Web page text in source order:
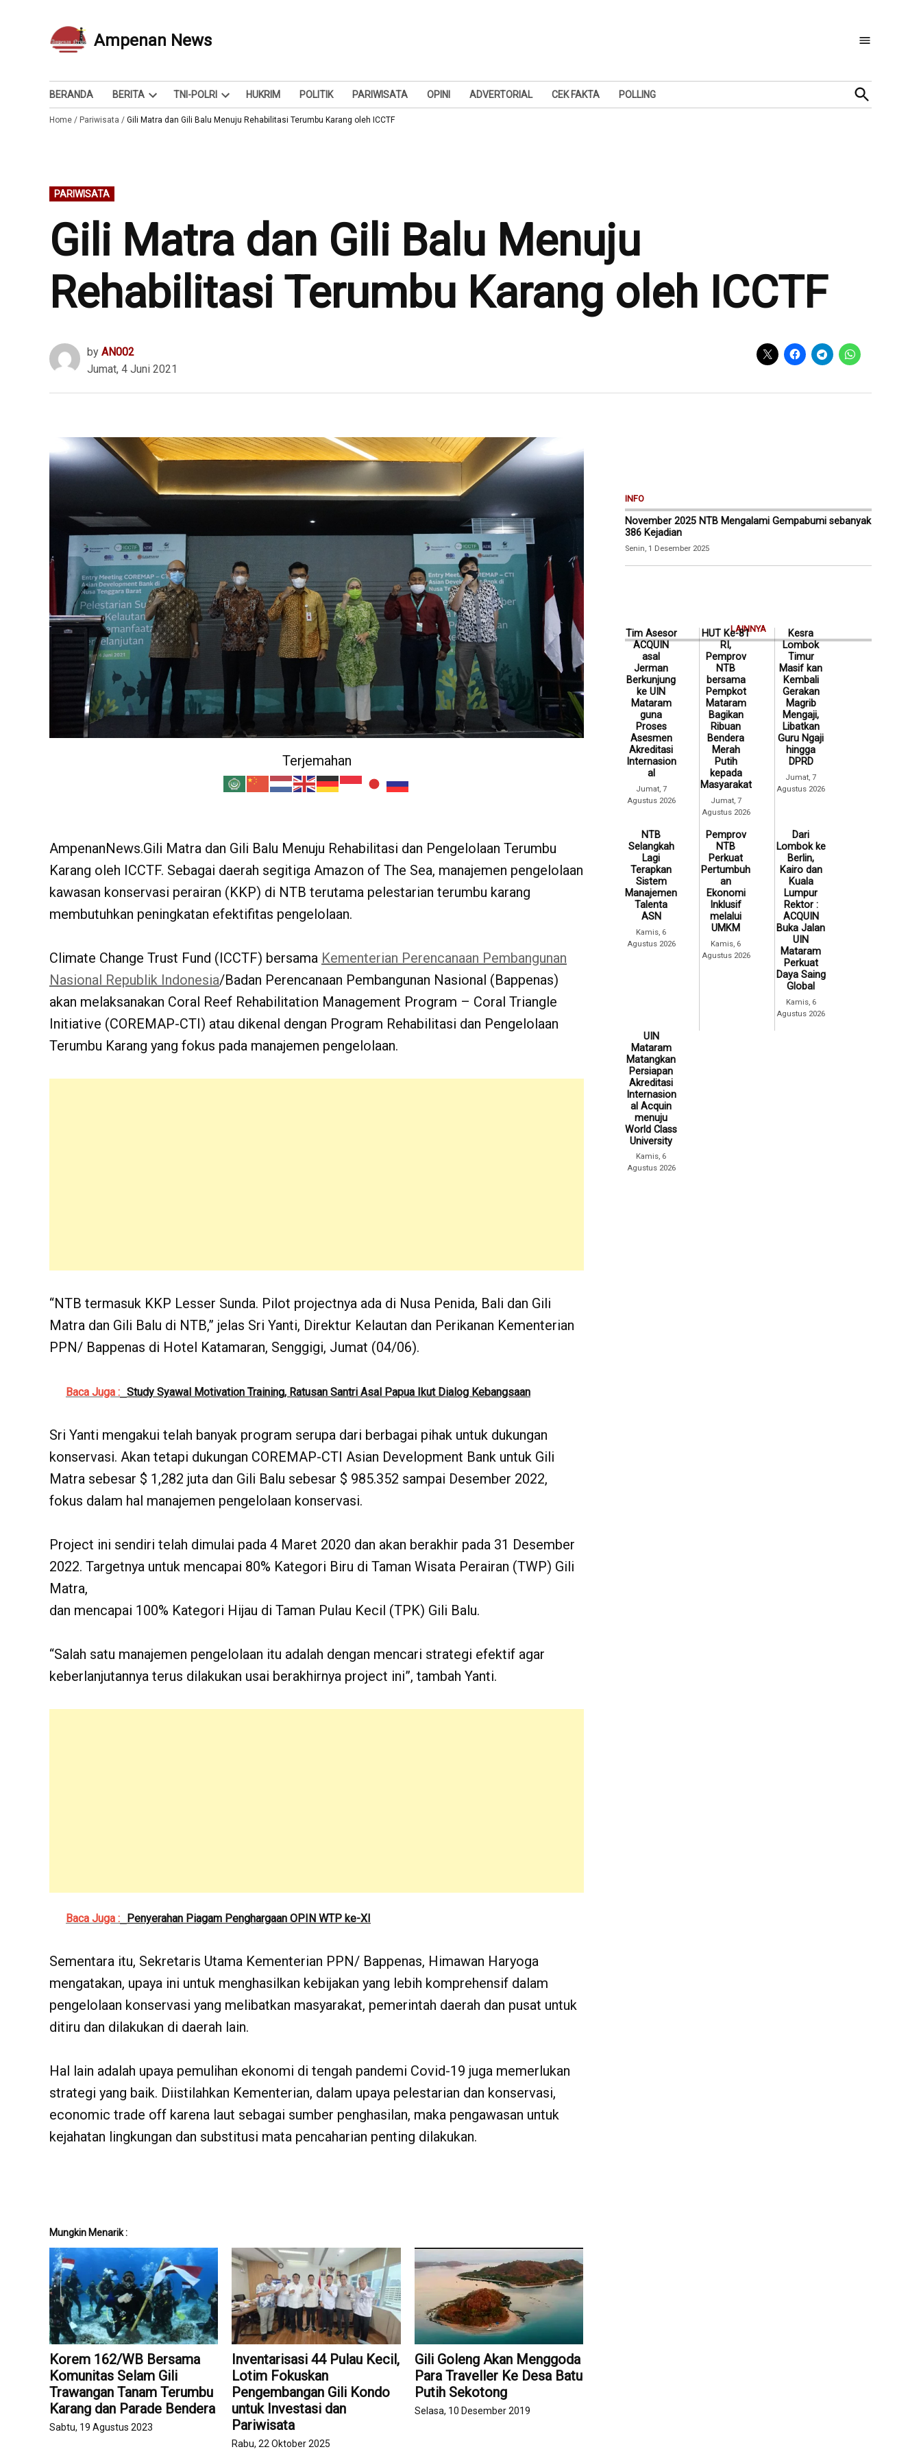
Ampenan News
Berita dan Info
BERANDA BERITA
Open
dropdown
TNI-POLRI
Open
dropdown
HUKRIM POLITIK PARIWISATA OPINI ADVERTORIAL CEK FAKTA POLLING
Open
Search
Home / Pariwisata / Gili Matra dan Gili Balu Menuju Rehabilitasi Terumbu Karang oleh ICCTF
POSTED
IN
PARIWISATA
Gili Matra dan Gili Balu Menuju
Rehabilitasi Terumbu Karang oleh ICCTF
by AN002
Jumat, 4 Juni 2021
Terjemahan
AmpenanNews.Gili Matra dan Gili Balu Menuju Rehabilitasi dan Pengelolaan Terumbu
Karang oleh ICCTF. Sebagai daerah segitiga Amazon of The Sea, manajemen pengelolaan
kawasan konservasi perairan (KKP) di NTB terutama pelestarian terumbu karang
membutuhkan peningkatan efektifitas pengelolaan.
Climate Change Trust Fund (ICCTF) bersama Kementerian Perencanaan Pembangunan
Nasional Republik Indonesia/Badan Perencanaan Pembangunan Nasional (Bappenas)
akan melaksanakan Coral Reef Rehabilitation Management Program – Coral Triangle
Initiative (COREMAP-CTI) atau dikenal dengan Program Rehabilitasi dan Pengelolaan
Terumbu Karang yang fokus pada manajemen pengelolaan.
“NTB termasuk KKP Lesser Sunda. Pilot projectnya ada di Nusa Penida, Bali dan Gili
Matra dan Gili Balu di NTB,” jelas Sri Yanti, Direktur Kelautan dan Perikanan Kementerian
PPN/ Bappenas di Hotel Katamaran, Senggigi, Jumat (04/06).
Baca Juga : Study Syawal Motivation Training, Ratusan Santri Asal Papua Ikut Dialog Kebangsaan
Sri Yanti mengakui telah banyak program serupa dari berbagai pihak untuk dukungan
konservasi. Akan tetapi dukungan COREMAP-CTI Asian Development Bank untuk Gili
Matra sebesar $ 1,282 juta dan Gili Balu sebesar $ 985.352 sampai Desember 2022,
fokus dalam hal manajemen pengelolaan konservasi.
Project ini sendiri telah dimulai pada 4 Maret 2020 dan akan berakhir pada 31 Desember
2022. Targetnya untuk mencapai 80% Kategori Biru di Taman Wisata Perairan (TWP) Gili
Matra,
dan mencapai 100% Kategori Hijau di Taman Pulau Kecil (TPK) Gili Balu.
“Salah satu manajemen pengelolaan itu adalah dengan mencari strategi efektif agar
keberlanjutannya terus dilakukan usai berakhirnya project ini”, tambah Yanti.
Baca Juga : Penyerahan Piagam Penghargaan OPIN WTP ke-XI
Sementara itu, Sekretaris Utama Kementerian PPN/ Bappenas, Himawan Haryoga
mengatakan, upaya ini untuk menghasilkan kebijakan yang lebih komprehensif dalam
pengelolaan konservasi yang melibatkan masyarakat, pemerintah daerah dan pusat untuk
ditiru dan dilakukan di daerah lain.
Hal lain adalah upaya pemulihan ekonomi di tengah pandemi Covid-19 juga memerlukan
strategi yang baik. Diistilahkan Kementerian, dalam upaya pelestarian dan konservasi,
economic trade off karena laut sebagai sumber penghasilan, maka pengawasan untuk
kejahatan lingkungan dan substitusi mata pencaharian penting dilakukan.
Mungkin Menarik :
Korem 162/WB Bersama
Komunitas Selam Gili
Trawangan Tanam Terumbu
Karang dan Parade Bendera
Sabtu, 19 Agustus 2023
Inventarisasi 44 Pulau Kecil,
Lotim Fokuskan
Pengembangan Gili Kondo
untuk Investasi dan
Pariwisata
Rabu, 22 Oktober 2025
Gili Goleng Akan Menggoda
Para Traveller Ke Desa Batu
Putih Sekotong
Selasa, 10 Desember 2019
INFO
November 2025 NTB Mengalami Gempabumi sebanyak
386 Kejadian
Senin, 1 Desember 2025
LAINNYA
Tim Asesor
ACQUIN
asal
Jerman
Berkunjung
ke UIN
Mataram
guna
Proses
Asesmen
Akreditasi
Internasion
al
Jumat, 7
Agustus 2026
HUT Ke-81
RI,
Pemprov
NTB
bersama
Pempkot
Mataram
Bagikan
Ribuan
Bendera
Merah
Putih
kepada
Masyarakat
Jumat, 7
Agustus 2026
Kesra
Lombok
Timur
Masif kan
Kembali
Gerakan
Magrib
Mengaji,
Libatkan
Guru Ngaji
hingga
DPRD
Jumat, 7
Agustus 2026
NTB
Selangkah
Lagi
Terapkan
Sistem
Manajemen
Talenta
ASN
Kamis, 6
Agustus 2026
Pemprov
NTB
Perkuat
Pertumbuh
an
Ekonomi
Inklusif
melalui
UMKM
Kamis, 6
Agustus 2026
Dari
Lombok ke
Berlin,
Kairo dan
Kuala
Lumpur
Rektor :
ACQUIN
Buka Jalan
UIN
Mataram
Perkuat
Daya Saing
Global
Kamis, 6
Agustus 2026
UIN
Mataram
Matangkan
Persiapan
Akreditasi
Internasion
al Acquin
menuju
World Class
University
Kamis, 6
Agustus 2026